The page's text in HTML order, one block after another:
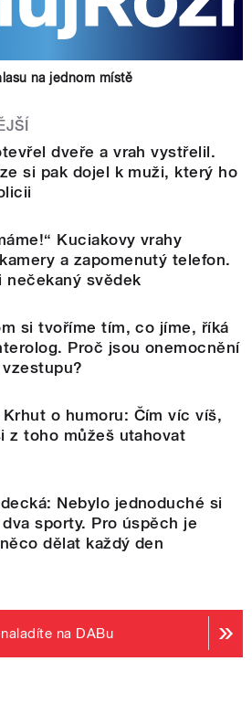
na jednom místě
dveře a vrah vystřelil.
si pak dojel k muži, který ho
Kuciakovy vrahy
a zapomenutý telefon.
nečekaný svědek
si tvoříme tím, co jíme, říká
Proč jsou onemocnění
Krhut o humoru: Čím víc víš,
z toho můžeš utahovat
Nebylo jednoduché si
sporty. Pro úspěch je
dělat každý den
na DABu